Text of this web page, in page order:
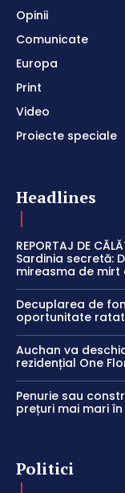
Opinii
Comunicate
Europa
Print
Video
Proiecte speciale
Headlines
REPORTAJ DE
Sardinia secretă:
mireasma de mirt
Decuplarea de
oportunitate
Auchan va
rezidențial One
Penurie sau
prețuri mai mari în
Politici